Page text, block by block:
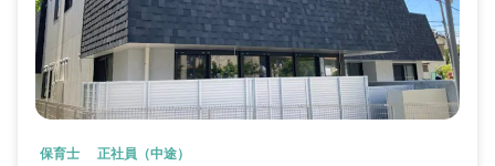
保育士 正社員（中途）